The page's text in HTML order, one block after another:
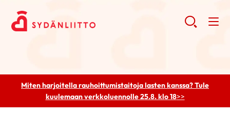
Miten harjoitella rauhoittumistaitoja lasten kanssa? Tule
kuulemaanverkkoluennolle 25.8. klo 18>>